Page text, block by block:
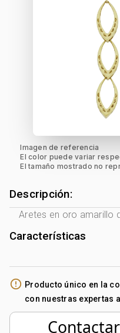
Imagen de referencia
El color puede variar
El tamaño mostrado no
Descripción:
Aretes en oro amarillo
Características
Género: Mujer
Tono Metal:
Metal: Oro 18 Kilates
Forma: Hoja
Tipo de terminado:
Colección: Ninguno
error_outline Producto único en la
con nuestras expertas